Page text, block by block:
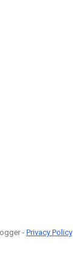
-Privacy Policy